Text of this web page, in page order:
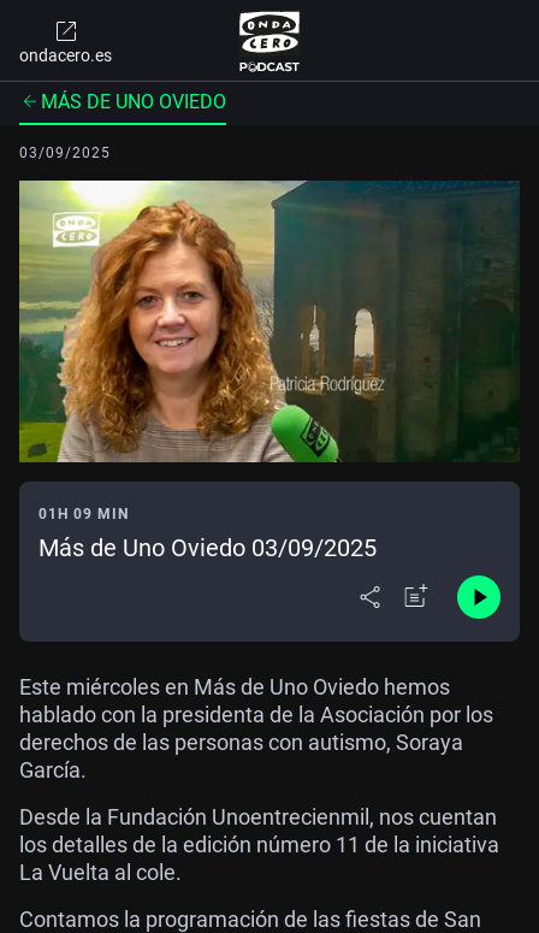
ondacero.es
MÁS DE UNO OVIEDO
03/09/2025
01H 09 MIN
Más de Uno Oviedo 03/09/2025
Este miércoles en Más de Uno Oviedo hemos
hablado con la presidenta de la Asociación por los
derechos de las personas con autismo, Soraya
García.
Desde la Fundación Unoentrecienmil, nos cuentan
los detalles de la edición número 11 de la iniciativa
La Vuelta al cole.
Contamos la programación de las fiestas de San